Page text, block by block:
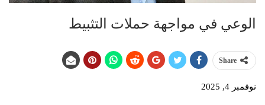
الوعي في مواجهة حملات التثبيط
Share
نوفمبر 4, 2025